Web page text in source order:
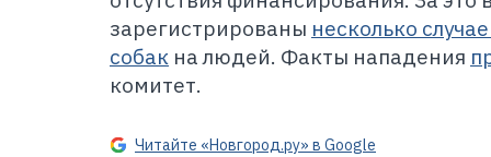
зарегистрированы несколько
собак на людей. Факты нападения
комитет.
Читайте «Новгород.ру» в Google